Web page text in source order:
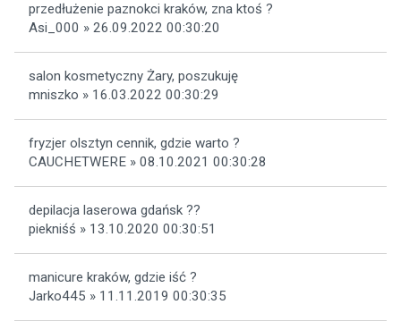
przedłużenie paznokci kraków, zna ktoś ?
Asi_000 » 26.09.2022 00:30:20
salon kosmetyczny Żary, poszukuję
mniszko » 16.03.2022 00:30:29
fryzjer olsztyn cennik, gdzie warto ?
CAUCHETWERE » 08.10.2021 00:30:28
depilacja laserowa gdańsk ??
piekniśś » 13.10.2020 00:30:51
manicure kraków, gdzie iść ?
Jarko445 » 11.11.2019 00:30:35